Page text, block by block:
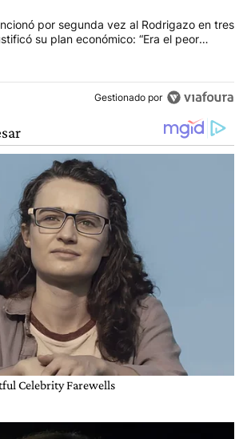
con el título "Milei mencionó por
por segunda vez al Rodrigazo en tres
su plan económico: “Era el peor
posible”
Gestionado por